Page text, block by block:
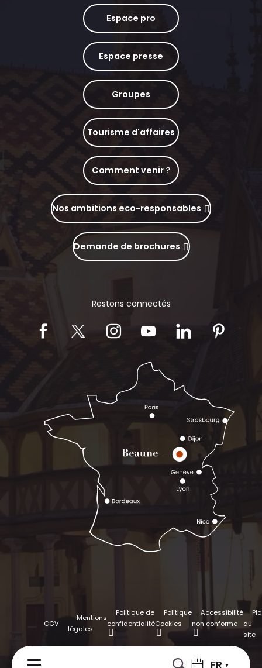
FR
Espace pro
Espace presse
Groupes
Tourisme d'affaires
Comment venir ?
Nos ambitions eco-responsables
Demande de brochures
Restons connectés
CGV
Mentions
légales
Politique de
confidentialité
Politique
Cookies
Accessibilité
non conforme
du
site